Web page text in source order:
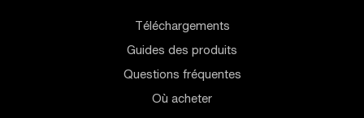
Téléchargements
Guides des produits
Questions fréquentes
Où acheter